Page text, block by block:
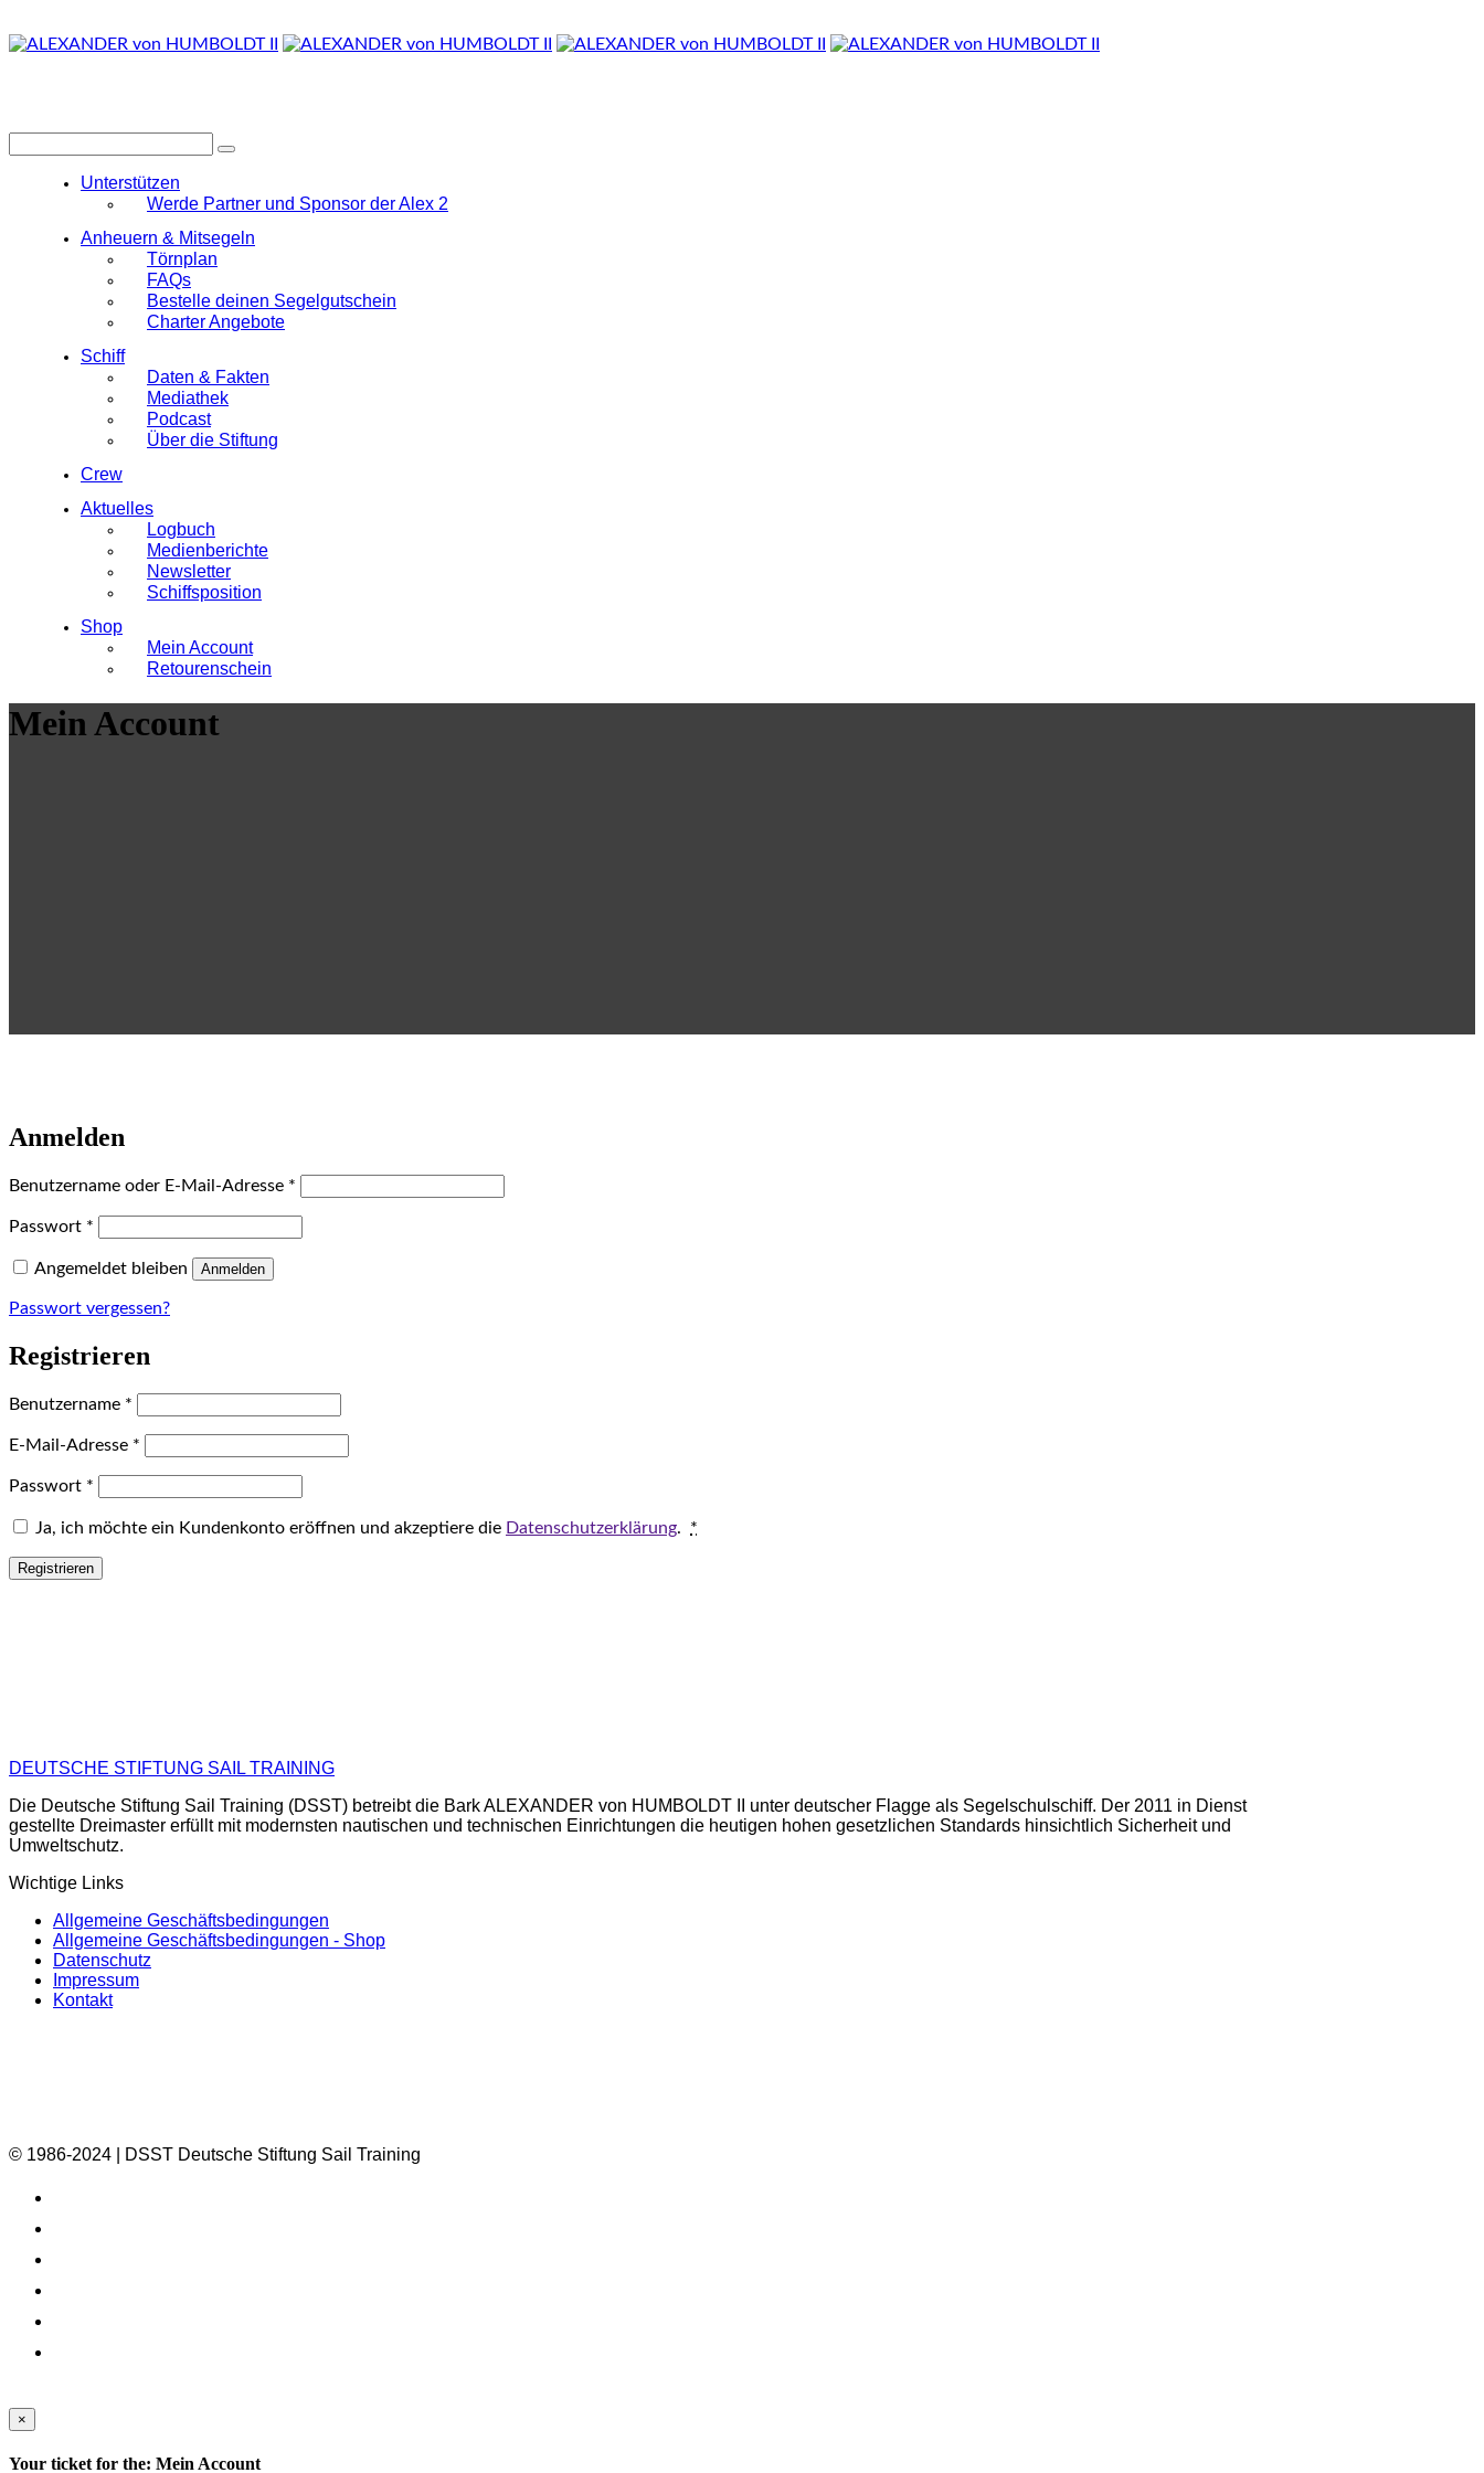
Unterstützen
Werde Partner und Sponsor der Alex 2
Anheuern & Mitsegeln
Törnplan
FAQs
Bestelle deinen Segelgutschein
Charter Angebote
Schiff
Daten & Fakten
Mediathek
Podcast
Über die Stiftung
Crew
Aktuelles
Logbuch
Medienberichte
Newsletter
Schiffsposition
Shop
Mein Account
Retourenschein
Mein Account
Anmelden
Benutzername oder E-Mail-Adresse *
Passwort *
Angemeldet bleiben Anmelden
Passwort vergessen?
Registrieren
Benutzername *
E-Mail-Adresse *
Passwort *
Ja, ich möchte ein Kundenkonto eröffnen und akzeptiere die Datenschutzerklärung. *
Registrieren
DEUTSCHE STIFTUNG SAIL TRAINING
Die Deutsche Stiftung Sail Training (DSST) betreibt die Bark ALEXANDER von HUMBOLDT II unter deutscher Flagge als Segelschulschiff. Der 2011 in Dienst
gestellte Dreimaster erfüllt mit modernsten nautischen und technischen Einrichtungen die heutigen hohen gesetzlichen Standards hinsichtlich Sicherheit und
Umweltschutz.
Wichtige Links
Allgemeine Geschäftsbedingungen
Allgemeine Geschäftsbedingungen - Shop
Datenschutz
Impressum
Kontakt
© 1986-2024 | DSST Deutsche Stiftung Sail Training
×
Your ticket for the: Mein Account